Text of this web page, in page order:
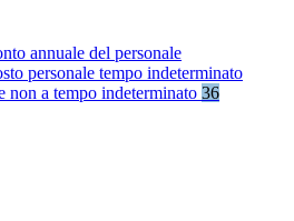
annuale del personale
personale tempo indeterminato
non a tempo indeterminato 36